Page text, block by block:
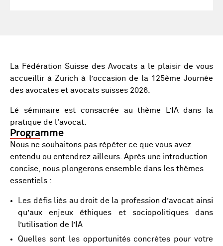
La Fédération Suisse des Avocats a le plaisir de vous
accueillir à Zurich à l’occasion de la 125ème Journée
des avocates et avocats suisses 2026.
Lé séminaire est consacrée au thème L’IA dans la
pratique de l'avocat.
Programme
Nous ne souhaitons pas répéter ce que vous avez
entendu ou entendrez ailleurs. Après une introduction
concise, nous plongerons ensemble dans les thèmes
essentiels :
Les défis liés au droit de la profession d’avocat ainsi
qu’aux enjeux éthiques et sociopolitiques dans
l’utilisation de l’IA
Quelles sont les opportunités concrètes pour votre